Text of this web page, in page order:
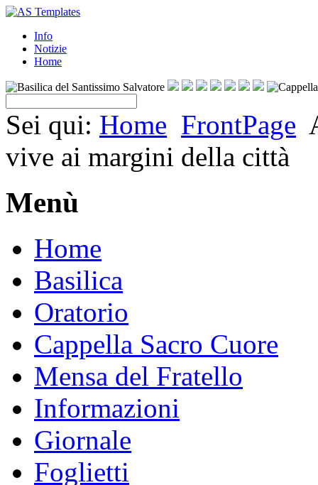
Info
Notizie
Home
Sei qui: Home FrontPage
vive ai margini della città
Menù
Home
Basilica
Oratorio
Cappella Sacro Cuore
Mensa del Fratello
Informazioni
Giornale
Foglietti